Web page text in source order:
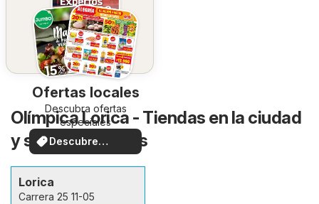
Ofertas locales
Descubra ofertas
especiales
Descubre
ofertas
Olímpica Lorica - Tiendas en la ciudad
y sus alrededores
Lorica
Carrera 25 11-05